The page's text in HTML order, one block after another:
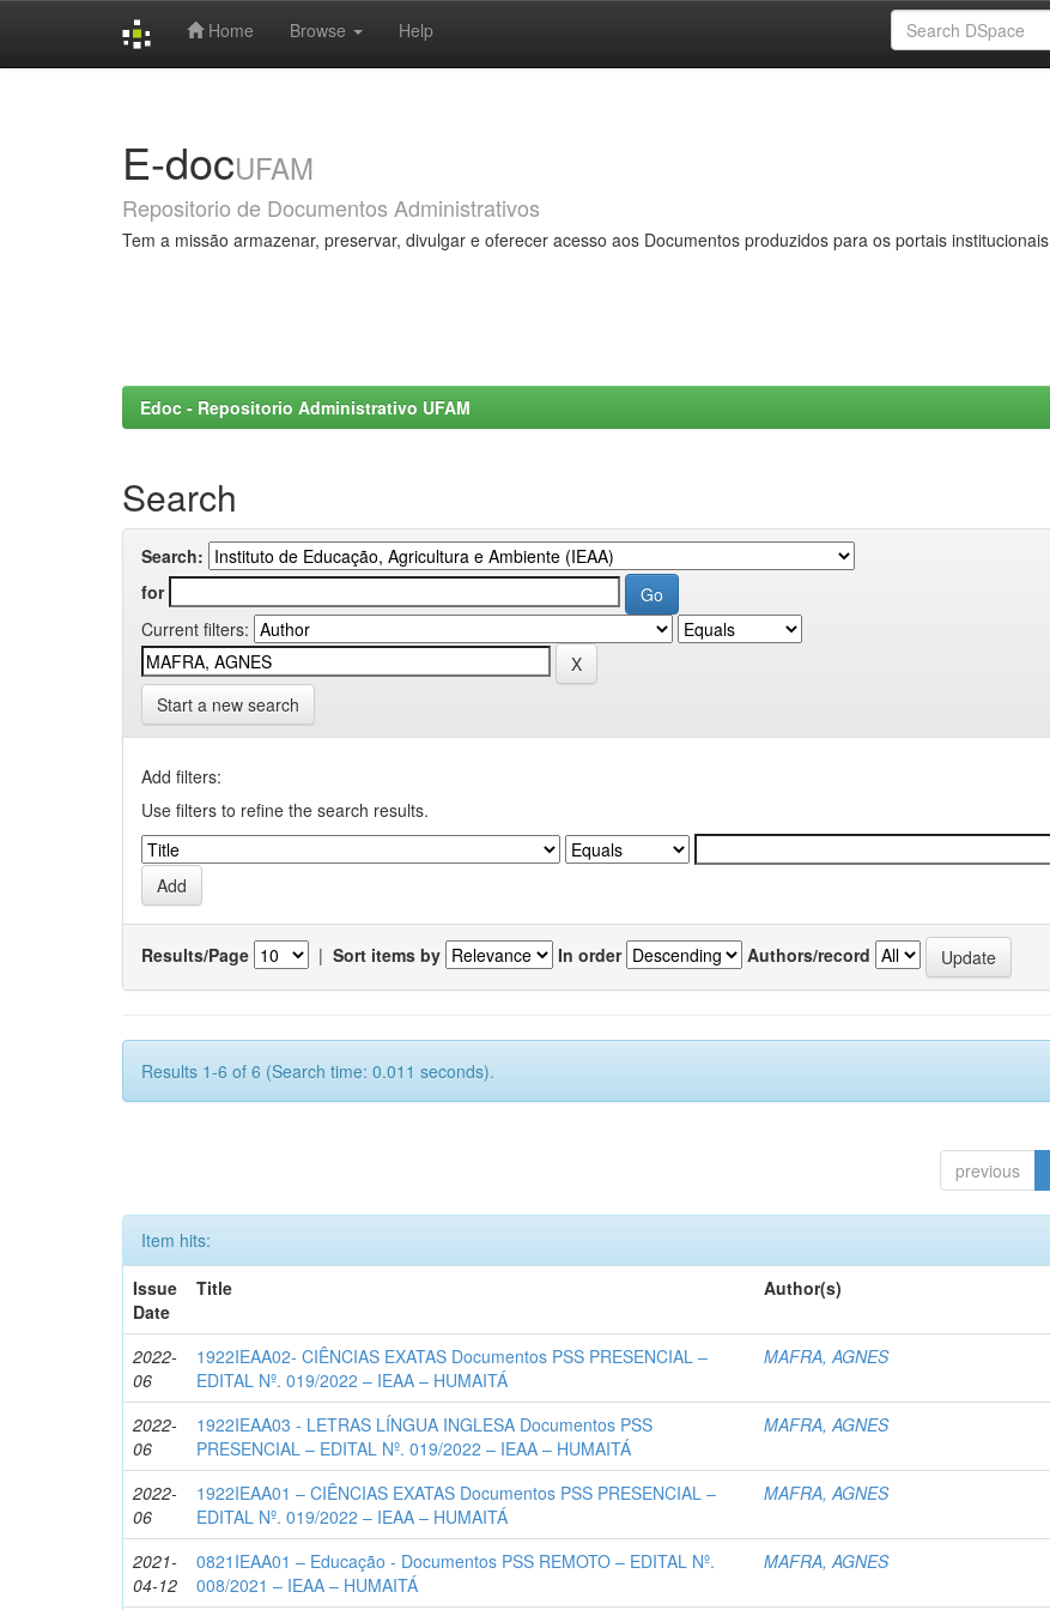
Home Browse Help
E-docUFAM
Repositorio de Documentos Administrativos
Tem a missão armazenar, preservar, divulgar e oferecer acesso aos Documentos produzidos para os portais institucionais
Edoc - Repositorio Administrativo UFAM
Search
Search:
for
Current filters:
Start a new search
Add filters:
Use filters to refine the search results.
Results/Page | Sort items by In order Authors/record
Results 1-6 of 6 (Search time: 0.011 seconds).
previous
Item hits:
Issue
Date
Title Author(s)
2022-
06
1922IEAA02- CIÊNCIAS EXATAS Documentos PSS PRESENCIAL –
EDITAL Nº. 019/2022 – IEAA – HUMAITÁ
MAFRA, AGNES
2022-
06
1922IEAA03 - LETRAS LÍNGUA INGLESA Documentos PSS
PRESENCIAL – EDITAL Nº. 019/2022 – IEAA – HUMAITÁ
MAFRA, AGNES
2022-
06
1922IEAA01 – CIÊNCIAS EXATAS Documentos PSS PRESENCIAL –
EDITAL Nº. 019/2022 – IEAA – HUMAITÁ
MAFRA, AGNES
2021-
04-12
0821IEAA01 – Educação - Documentos PSS REMOTO – EDITAL Nº.
008/2021 – IEAA – HUMAITÁ
MAFRA, AGNES